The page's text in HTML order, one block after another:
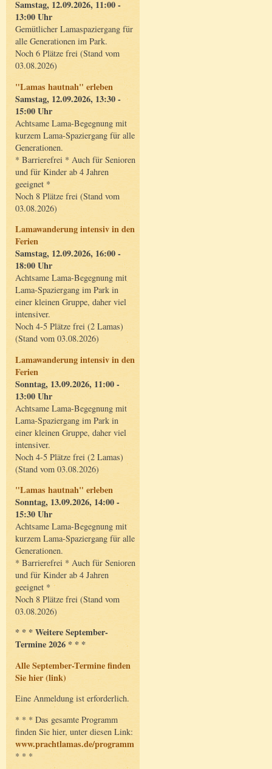
Samstag, 12.09.2026, 11:00 -
13:00 Uhr
Gemütlicher Lamaspaziergang für
alle Generationen im Park.
Noch 6 Plätze frei (Stand vom
03.08.2026)
"Lamas hautnah" erleben
Samstag, 12.09.2026, 13:30 -
15:00 Uhr
Achtsame Lama-Begegnung mit
kurzem Lama-Spaziergang für alle
Generationen.
* Barrierefrei * Auch für Senioren
und für Kinder ab 4 Jahren
geeignet *
Noch 8 Plätze frei (Stand vom
03.08.2026)
Lamawanderung intensiv in den
Ferien
Samstag, 12.09.2026, 16:00 -
18:00 Uhr
Achtsame Lama-Begegnung mit
Lama-Spaziergang im Park in
einer kleinen Gruppe, daher viel
intensiver.
Noch 4-5 Plätze frei (2 Lamas)
(Stand vom 03.08.2026)
Lamawanderung intensiv in den
Ferien
Sonntag, 13.09.2026, 11:00 -
13:00 Uhr
Achtsame Lama-Begegnung mit
Lama-Spaziergang im Park in
einer kleinen Gruppe, daher viel
intensiver.
Noch 4-5 Plätze frei (2 Lamas)
(Stand vom 03.08.2026)
"Lamas hautnah" erleben
Sonntag, 13.09.2026, 14:00 -
15:30 Uhr
Achtsame Lama-Begegnung mit
kurzem Lama-Spaziergang für alle
Generationen.
* Barrierefrei * Auch für Senioren
und für Kinder ab 4 Jahren
geeignet *
Noch 8 Plätze frei (Stand vom
03.08.2026)
* * * Weitere September-
Termine 2026 * * *
Alle September-Termine finden
Sie hier (link)
Eine Anmeldung ist erforderlich.
* * * Das gesamte Programm
finden Sie hier, unter diesen Link:
www.prachtlamas.de/programm
* * *